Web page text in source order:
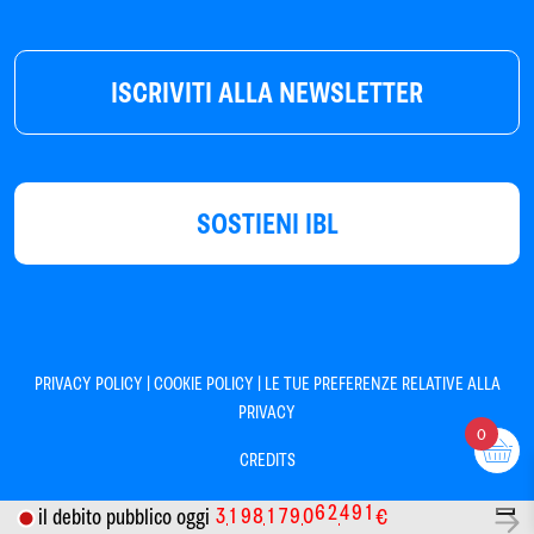
ISCRIVITI ALLA NEWSLETTER
SOSTIENI IBL
PRIVACY POLICY |COOKIE POLICY | LE TUE PREFERENZE RELATIVE ALLA
PRIVACY
CREDITS
il debito pubblico oggi 31 981 79062491€
0